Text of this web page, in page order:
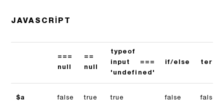
JAVASCRIPT
===
null
==
null
typeof
input ===
'undefined'
if/else
$a false true true false false